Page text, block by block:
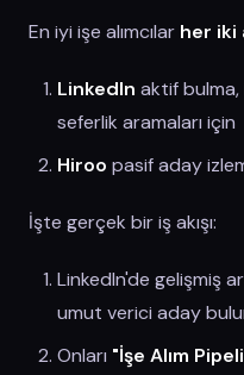
En iyi işe alımcılar her iki
LinkedIn aktif bulma,
seferlik aramaları için
Hiroo pasif aday
İşte gerçek bir iş akışı:
LinkedIn'de gelişmiş
umut verici aday
Onları "İşe Alım